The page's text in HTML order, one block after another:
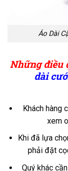
Áo Dài
Những điều
dài
Khách hàng
xem
Khi đã lựa
phải đặt
Quý khác